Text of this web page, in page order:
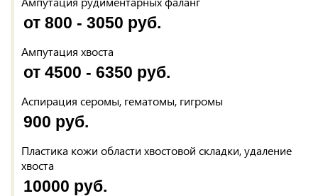
от 800 - 3050 руб.
Ампутация хвоста
от 4500 - 6350 руб.
Аспирация серомы, гематомы, гигромы
900 руб.
Пластика кожи области хвостовой складки, удаление
хвоста
10000 руб.